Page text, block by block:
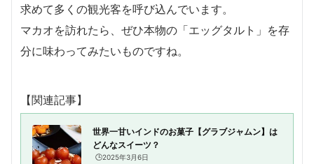
求めて多くの観光客を呼び込んでいます。
マカオを訪れたら、ぜひ本物の「エッグタルト」を存
分に味わってみたいものですね。
【関連記事】
世界一甘いインドのお菓子【グラブジャムン】は
どんなスイーツ？
🕒️2025年3月6日